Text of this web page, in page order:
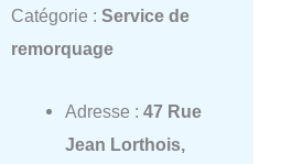
Catégorie : Service de
remorquage
Adresse : 47 Rue
Jean Lorthois,